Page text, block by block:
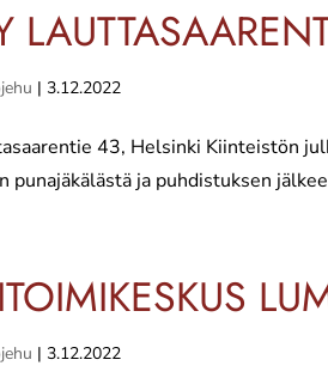
| 3.12.2022
43, Helsinki Kiinteistön
punajäkälästä ja puhdistuksen
| 3.12.2022